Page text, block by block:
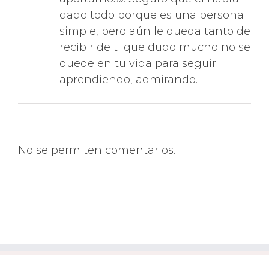
dado todo porque es una persona
simple, pero aún le queda tanto de
recibir de ti que dudo mucho no se
quede en tu vida para seguir
aprendiendo, admirando.
No se permiten comentarios.